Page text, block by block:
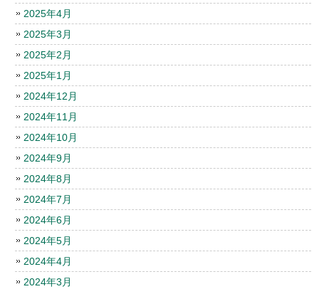
2025年4月
2025年3月
2025年2月
2025年1月
2024年12月
2024年11月
2024年10月
2024年9月
2024年8月
2024年7月
2024年6月
2024年5月
2024年4月
2024年3月